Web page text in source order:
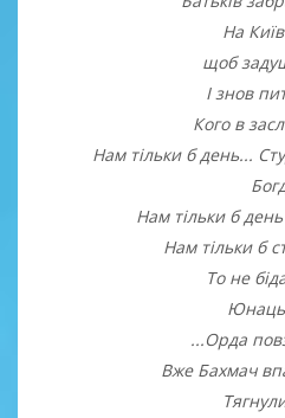
На
щоб
І знов
Кого в
Нам тільки б день...
Нам тільки б
Нам тільки б
То не
...Орда
Вже Бахмач